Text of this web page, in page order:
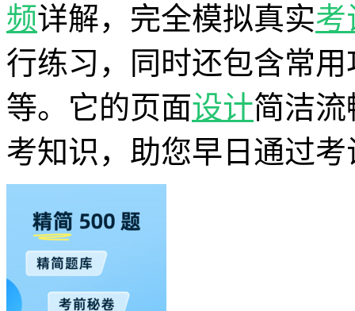
频详解，完全模拟真实考
行练习，同时还包含常
等。它的页面设计简洁
考知识，助您早日通过